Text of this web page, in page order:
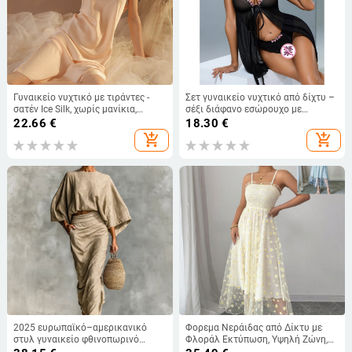
Γυναικείο νυχτικό με τιράντες -
σατέν Ice Silk, χωρίς μανίκια,
στρογγυλή λαιμόκοψη,
22.66 €
add_shopping_cart
Σετ γυναικείο νυχτικό από δίχτυ –
σέξι διάφανο εσώρουχο με
τιράντες
18.30 €
add_shopping_cart
2025 ευρωπαϊκό–αμερικανικό
στυλ γυναικείο φθινοπωρινό
Φορεμα Νεράιδας από Δίκτυ με
Φλοράλ Εκτύπωση, Υψηλή Ζώνη,